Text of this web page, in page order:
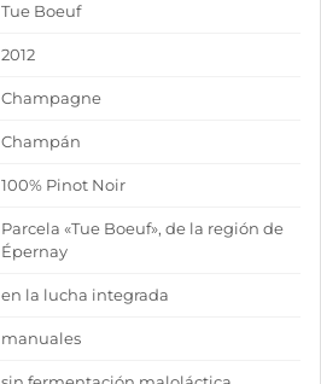
Tue Boeuf
2012
Champagne
Champán
100% Pinot Noir
Parcela «Tue Boeuf», de la región de
Épernay
en la lucha integrada
manuales